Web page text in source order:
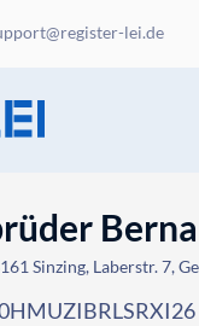
lei.de
Sinzing, Laberstr. 7,